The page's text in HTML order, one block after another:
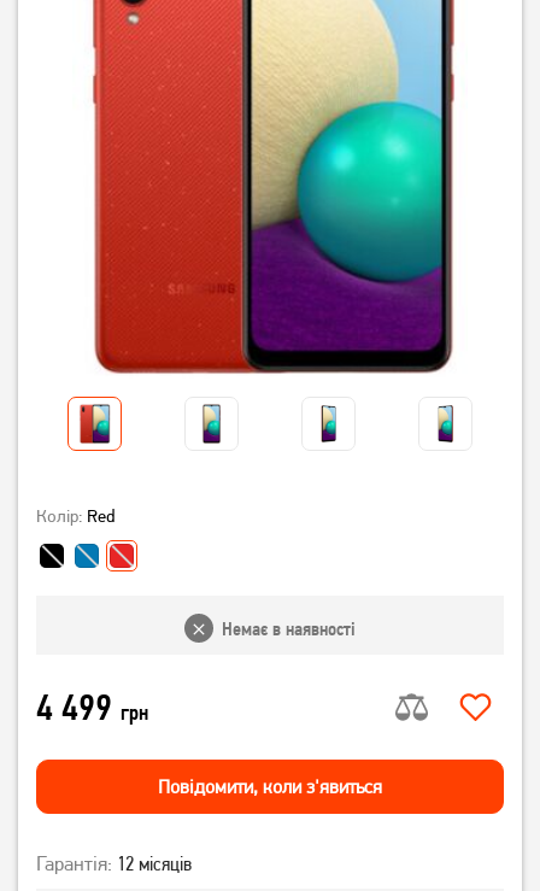
Колір: Red
Немає в наявності
4 499 грн
Повiдомити, коли з'явиться
Гарантія: 12 місяців